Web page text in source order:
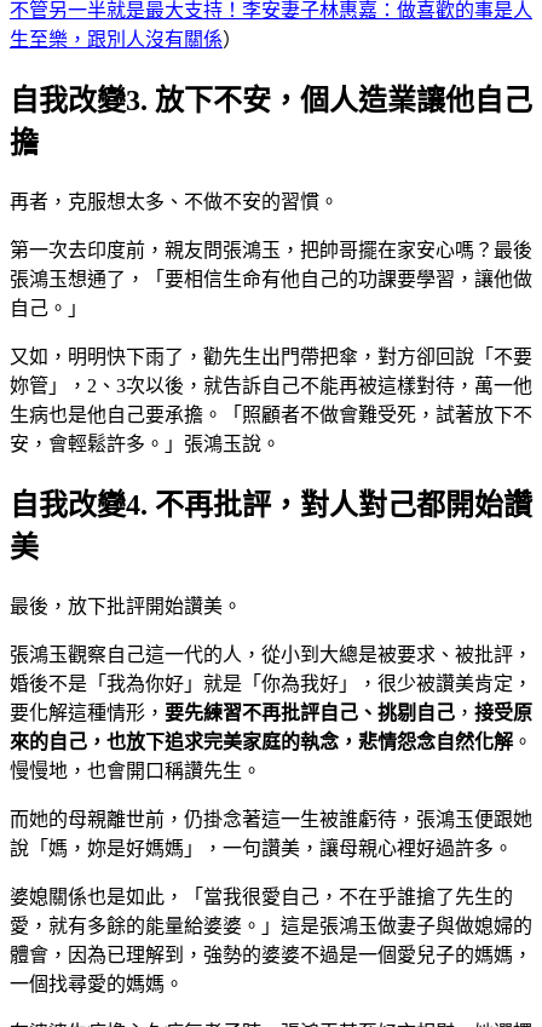
不管另一半就是最大支持！李安妻子林惠嘉：做喜歡的事是人
生至樂，跟別人沒有關係）
自我改變3. 放下不安，個人造業讓他自己
擔
再者，克服想太多、不做不安的習慣。
第一次去印度前，親友問張鴻玉，把帥哥擺在家安心嗎？最後
張鴻玉想通了，「要相信生命有他自己的功課要學習，讓他做
自己。」
又如，明明快下雨了，勸先生出門帶把傘，對方卻回說「不要
妳管」，2、3次以後，就告訴自己不能再被這樣對待，萬一他
生病也是他自己要承擔。「照顧者不做會難受死，試著放下不
安，會輕鬆許多。」張鴻玉說。
自我改變4. 不再批評，對人對己都開始讚
美
最後，放下批評開始讚美。
張鴻玉觀察自己這一代的人，從小到大總是被要求、被批評，
婚後不是「我為你好」就是「你為我好」，很少被讚美肯定，
要化解這種情形， 要先練習不再批評自己、挑剔自己 ， 接受原
來的自己，也放下追求完美家庭的執念，悲情怨念自然化解 。
慢慢地，也會開口稱讚先生。
而她的母親離世前，仍掛念著這一生被誰虧待，張鴻玉便跟她
說「媽，妳是好媽媽」，一句讚美，讓母親心裡好過許多。
婆媳關係也是如此，「當我很愛自己，不在乎誰搶了先生的
愛，就有多餘的能量給婆婆。」這是張鴻玉做妻子與做媳婦的
體會，因為已理解到，強勢的婆婆不過是一個愛兒子的媽媽，
一個找尋愛的媽媽。